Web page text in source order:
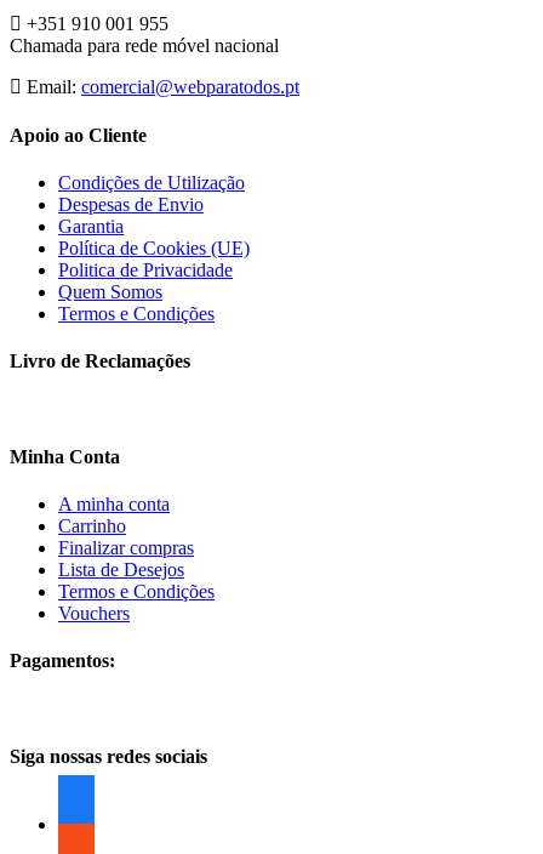
+351 910 001 955
Chamada para rede móvel nacional
Email: comercial@webparatodos.pt
Apoio ao Cliente
Condições de Utilização
Despesas de Envio
Garantia
Política de Cookies (UE)
Politica de Privacidade
Quem Somos
Termos e Condições
Livro de Reclamações
Minha Conta
A minha conta
Carrinho
Finalizar compras
Lista de Desejos
Termos e Condições
Vouchers
Pagamentos:
Siga nossas redes sociais